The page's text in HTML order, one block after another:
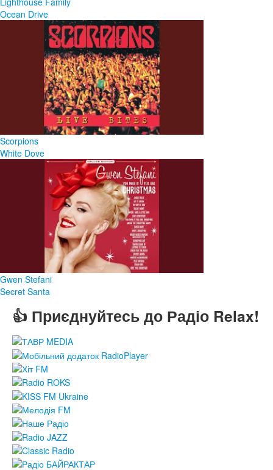
Ocean Drive
Scorpions
White Dove
Gwen Stefani
Secret Santa
👍 Приєднуйтесь до Радіо Relax!